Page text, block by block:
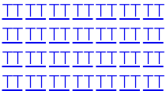
TTTTTTTTTTTTTT
TTTTTTTTTTTTTT
TTTTTTTTTTTTTT
TTTTTTTTTTTTTT